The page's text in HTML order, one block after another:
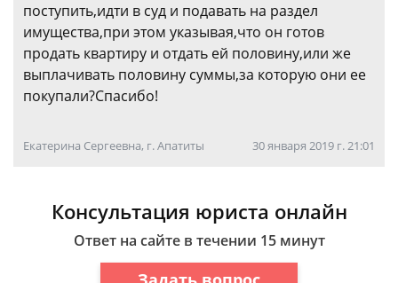
поступить,идти в суд и подавать на раздел
имущества,при этом указывая,что он готов
продать квартиру и отдать ей половину,или же
выплачивать половину суммы,за которую они ее
покупали?Спасибо!
Екатерина Сергеевна, г. Апатиты 30 января 2019 г. 21:01
Консультация юриста онлайн
Ответ на сайте в течении 15 минут